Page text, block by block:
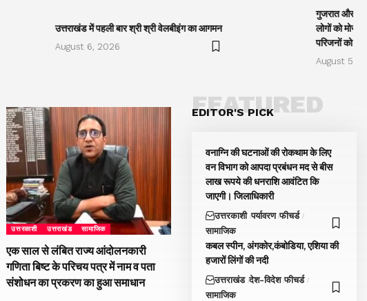
उत्तराखंड में पहली बार श्री श्री वेलबीइंग का आगमन
August 6, 2026
गुजरात और
लोगों को
परिजनों को
August 5,
उत्तरकाशी उत्तराखंड सामाजिक
एक साल से लंबित राज्य आंदोलनकारी
गणिता बिष्ट के परिचय पत्र में नाम व पता
संशोधन का प्रकरण का हुआ समाधान
EDITOR'S PICK
FEATURED
वनाग्नि की घटनाओं की रोकथाम के लिए
वन विभाग को आपदा प्रबंधन मद से बीस
लाख रूपये की धनराशि आवंटित कि
जाएगी। जिलाधिकारी
उत्तरकाशी पर्यावरण फीचर्ड
सामाजिक
कबल स्पीन, अंगकोर,कंबोडिया, एशिया की
हजारों लिंगों की नदी
उत्तराखंड देश-विदेश फीचर्ड
सामाजिक